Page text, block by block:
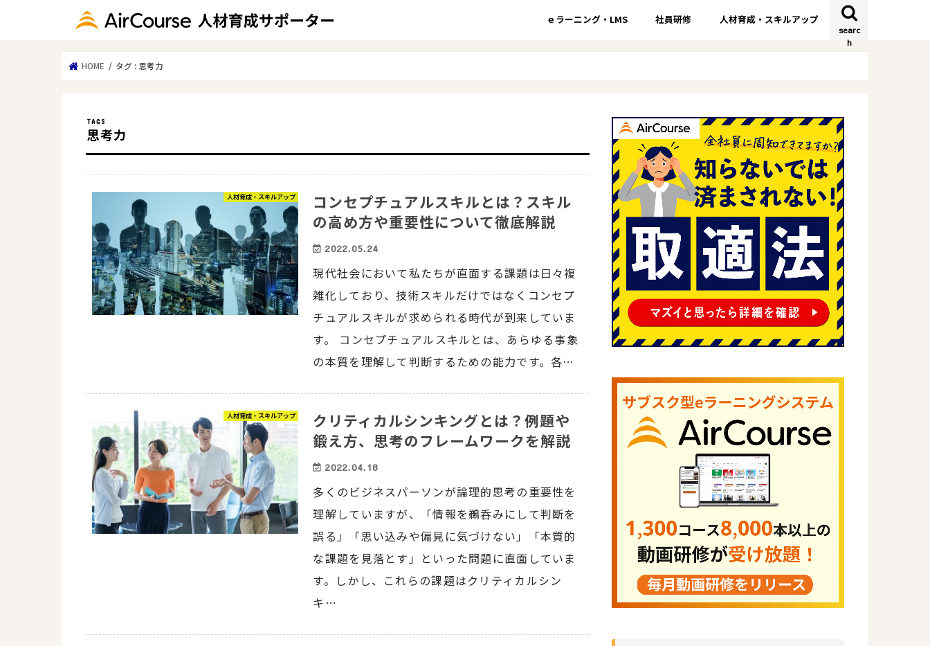
searc
h
ｅラーニング・LMS 社員研修 人材育成・スキルアップ
HOME タグ : 思考力
思考力
人材育成・スキルアップ
コンセプチュアルスキルとは？スキル
の高め方や重要性について徹底解説
2022.05.24
現代社会において私たちが直面する課題は日々複
雑化しており、技術スキルだけではなくコンセプ
チュアルスキルが求められる時代が到来していま
す。 コンセプチュアルスキルとは、あらゆる事象
の本質を理解して判断するための能力です。各…
人材育成・スキルアップ
クリティカルシンキングとは？例題や
鍛え方、思考のフレームワークを解説
2022.04.18
多くのビジネスパーソンが論理的思考の重要性を
理解していますが、「情報を鵜呑みにして判断を
誤る」「思い込みや偏見に気づけない」「本質的
な課題を見落とす」といった問題に直面していま
す。しかし、これらの課題はクリティカルシン
キ…